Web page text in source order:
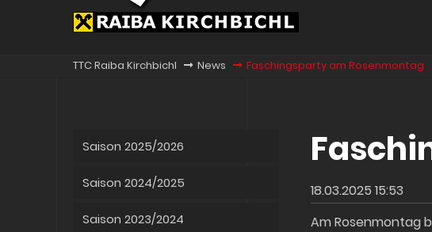
TTC Raiba Kirchbichl News Faschingsparty am Rosenmontag
18.03.2025 15:53
Am Rosenmontag
Saison 2025/2026
Saison 2024/2025
Saison 2023/2024